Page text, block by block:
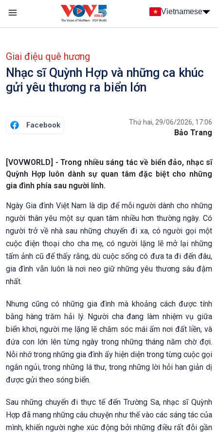
Nhảy đến nội dung
Vietnamese
Giai điệu quê hương
Nhạc sĩ Quỳnh Hợp và những ca khúc
gửi yêu thương ra biển lớn
Facebook Thứ hai, 29/06/2026, 17:06
Bảo Trang
[VOVWORLD] - Trong nhiều sáng tác về biển đảo, nhạc sĩ
Quỳnh Hợp luôn dành sự quan tâm đặc biệt cho những
gia đình phía sau người lính.
Ngày Gia đình Việt Nam là dịp để mỗi người dành cho những
người thân yêu một sự quan tâm nhiều hơn thường ngày. Có
người trở về nhà sau những chuyến đi xa, có người gọi một
cuộc điện thoại cho cha mẹ, có người lặng lẽ mở lại những
tấm ảnh cũ để thấy rằng, dù cuộc sống có đưa ta đi đến đâu,
gia đình vẫn luôn là nơi neo giữ những yêu thương sâu đậm
nhất.
Nhưng cũng có những gia đình mà khoảng cách được tính
bằng hàng trăm hải lý. Người cha đang làm nhiệm vụ giữa
biển khơi, người mẹ lặng lẽ chăm sóc mái ấm nơi đất liền, và
đứa con lớn lên từng ngày trong những tháng năm chờ đợi.
Nỗi nhớ trong những gia đình ấy hiện diện trong từng cuộc gọi
ngắn ngủi, trong những lá thư, trong những lời hỏi han giản dị
được gửi theo sóng biển.
Sau những chuyến đi thực tế đến Trường Sa, nhạc sĩ Quỳnh
Hợp đã mang những câu chuyện như thế vào các sáng tác của
mình, khiến người nghe xúc động bởi những điều rất đỗi gần